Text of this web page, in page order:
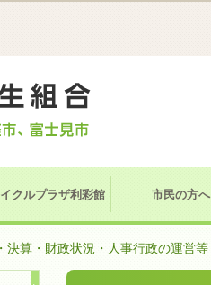
クルプラザ利彩館 市民の方へ
決算・財政状況・人事行政の運営等